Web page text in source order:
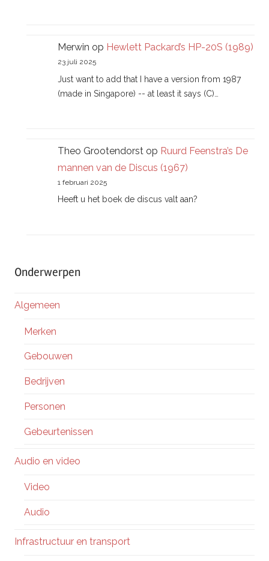
Merwin op Hewlett Packard’s HP-20S (1989)
23 juli 2025
Just want to add that I have a version from 1987
(made in Singapore) -- at least it says (C)…
Theo Grootendorst op Ruurd Feenstra’s De
mannen van de Discus (1967)
1 februari 2025
Heeft u het boek de discus valt aan?
Onderwerpen
Algemeen
Merken
Gebouwen
Bedrijven
Personen
Gebeurtenissen
Audio en video
Video
Audio
Infrastructuur en transport